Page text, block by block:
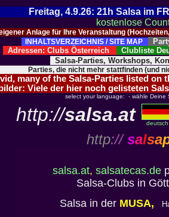
Freitag, 4.9.26: 21h Salsa im
kostenlose
Anlage für Ihre Veranstaltung
INHALTSVERZEICHNIS / SITE MAP
Adressen: Clubs Österreich Clubliste
Salsa-Parties, Workshops,
Parties, die nicht mehr stattfinden (und
many of the Salsa-Parties listed
Viele der hier noch gelisteten
select your language: - wähle
http://salsa.at deutsch
http:// salsa
salsa.at, salsatecas.de
Salsa-Clubs in
Salsa in der MUSA,